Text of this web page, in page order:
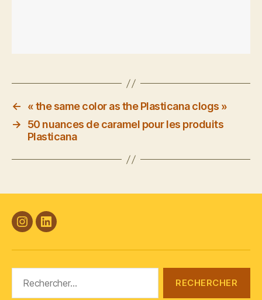
←
« the same color as the Plasticana clogs »
→
50 nuances de caramel pour les produits
Plasticana
#Plasticana
Linkedin